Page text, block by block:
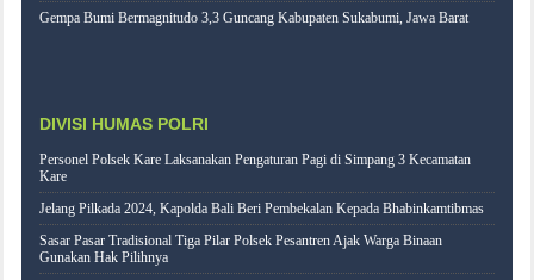
Gempa Bumi Bermagnitudo 3,3 Guncang Kabupaten Sukabumi, Jawa Barat
DIVISI HUMAS POLRI
Personel Polsek Kare Laksanakan Pengaturan Pagi di Simpang 3 Kecamatan
Kare
Jelang Pilkada 2024, Kapolda Bali Beri Pembekalan Kepada Bhabinkamtibmas
Sasar Pasar Tradisional Tiga Pilar Polsek Pesantren Ajak Warga Binaan
Gunakan Hak Pilihnya